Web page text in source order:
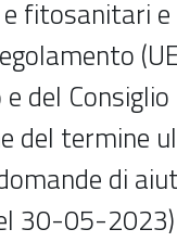
fitosanitari e
del
del termine
di
30-05-2023)